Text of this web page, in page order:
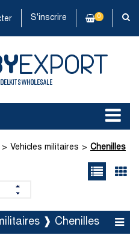
S'inscrire 0
Vehicles militaires Chenilles
❱ Chenilles